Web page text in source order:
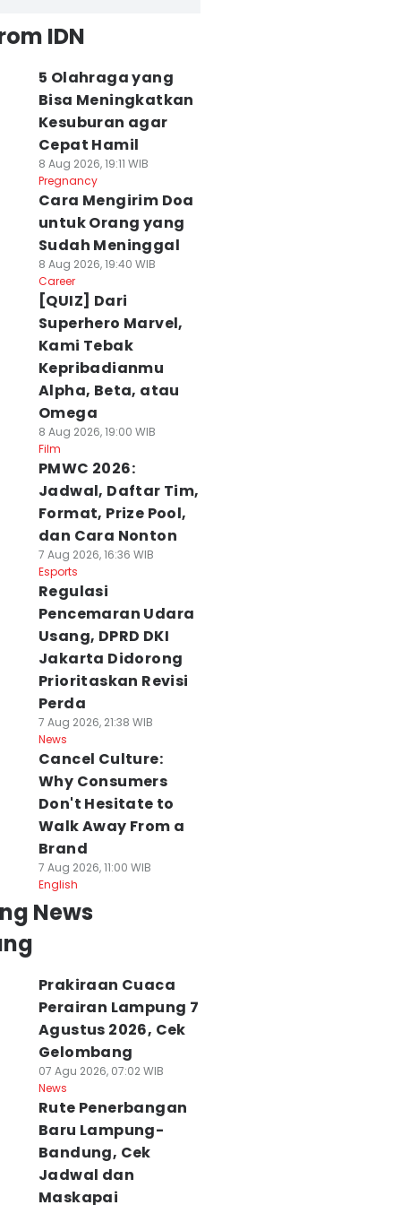
IDN
5 Olahraga yang
Bisa Meningkatkan
Kesuburan agar
Cepat Hamil
8 Aug 2026, 19:11 WIB
Pregnancy
Cara Mengirim Doa
untuk Orang yang
Sudah Meninggal
8 Aug 2026, 19:40 WIB
Career
[QUIZ] Dari
Superhero Marvel,
Kami Tebak
Kepribadianmu
Alpha, Beta, atau
Omega
8 Aug 2026, 19:00 WIB
Film
PMWC 2026:
Jadwal, Daftar Tim,
Format, Prize Pool,
dan Cara Nonton
7 Aug 2026, 16:36 WIB
Esports
Regulasi
Pencemaran Udara
Usang, DPRD DKI
Jakarta Didorong
Prioritaskan Revisi
Perda
7 Aug 2026, 21:38 WIB
News
Cancel Culture:
Why Consumers
Don't Hesitate to
Walk Away From a
Brand
7 Aug 2026, 11:00 WIB
English
News
Prakiraan Cuaca
Perairan Lampung 7
Agustus 2026, Cek
Gelombang
07 Agu 2026, 07:02 WIB
News
Rute Penerbangan
Baru Lampung-
Bandung, Cek
Jadwal dan
Maskapai